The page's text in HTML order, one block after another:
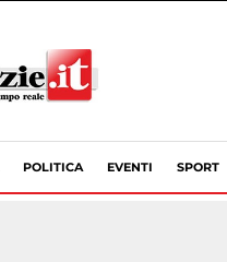
POLITICA EVENTI SPORT